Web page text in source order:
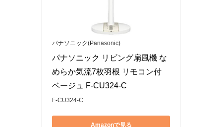
パナソニック(Panasonic)
パナソニック リビング扇風機 な
めらか気流7枚羽根 リモコン付
ベージュ F-CU324-C
F-CU324-C
Amazonで見る